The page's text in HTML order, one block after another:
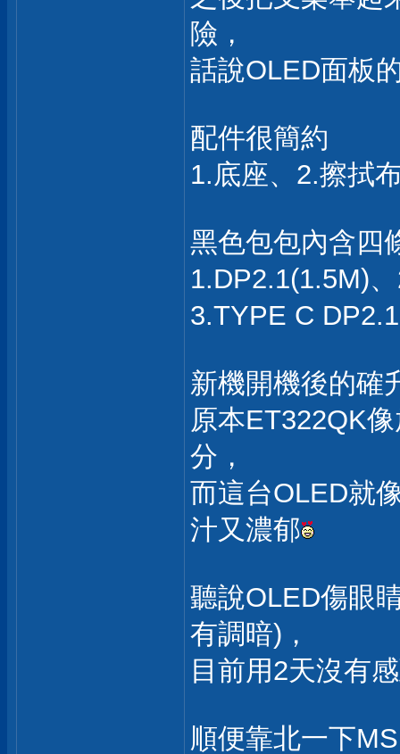
險，
話說OLED面板
配件很簡約
1.底座、2.擦拭
黑色包包內含四
1.DP2.1(1.5M)
3.TYPE C
新機開機後的確
原本ET322QK
分，
而這台OLED就
汁又濃郁
聽說OLED傷眼
有調暗)，
目前用2天沒有
順便靠北一下